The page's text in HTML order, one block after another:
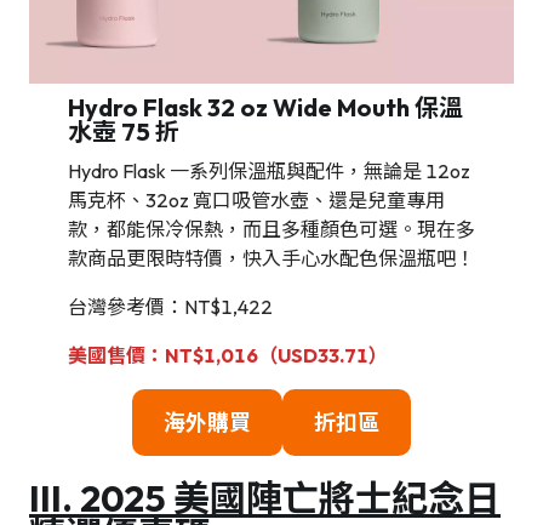
Hydro Flask 32 oz Wide Mouth 保溫
水壺 75 折
Hydro Flask 一系列保溫瓶與配件，無論是 12oz
馬克杯、32oz 寬口吸管水壺、還是兒童專用
款，都能保冷保熱，而且多種顏色可選。現在多
款商品更限時特價，快入手心水配色保溫瓶吧！
台灣參考價：NT$1,422
美國售價：NT$1,016（USD33.71）
海外購買 折扣區
III. 2025 美國陣亡將士紀念日